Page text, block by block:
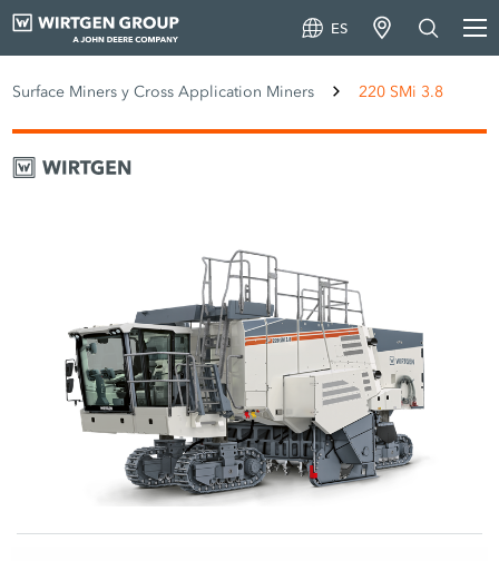
ES
Surface Miners y Cross Application Miners 220 SMi 3.8